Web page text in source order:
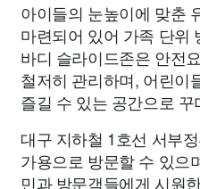
아이들의 눈높이에 맞춘
마련되어 있어 가족 단위
바디 슬라이드존은 안전
철저히 관리하며, 어린이
즐길 수 있는 공간으로 꾸
대구 지하철 1호선 서부
가용으로 방문할 수 있으
민과 방문객들에게 시원